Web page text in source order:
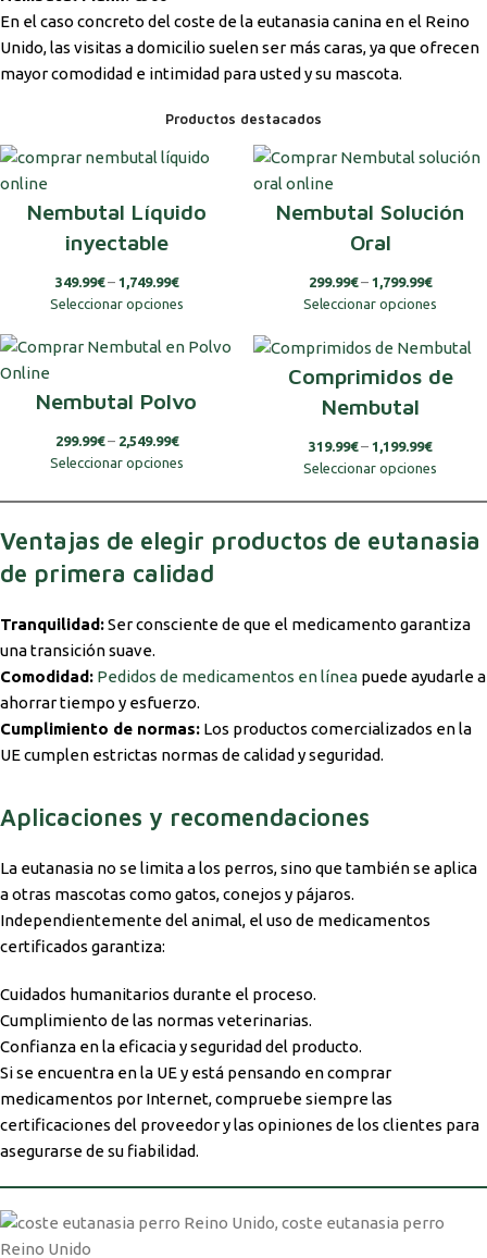
En el caso concreto del coste de la eutanasia canina en el Reino
Unido, las visitas a domicilio suelen ser más caras, ya que ofrecen
mayor comodidad e intimidad para usted y su mascota.
Productos destacados
Nembutal Líquido
inyectable
349.99€ – 1,749.99€
Seleccionar opciones
Nembutal Solución
Oral
299.99€ – 1,799.99€
Seleccionar opciones
Nembutal Polvo
299.99€ – 2,549.99€
Seleccionar opciones
Comprimidos de
Nembutal
319.99€ – 1,199.99€
Seleccionar opciones
Ventajas de elegir productos de eutanasia
de primera calidad
Tranquilidad:Ser consciente de que el medicamento garantiza
una transición suave.
Comodidad: Pedidos de medicamentos en línea puede ayudarle a
ahorrar tiempo y esfuerzo.
Cumplimiento de normas: Los productos comercializados en la
UE cumplen estrictas normas de calidad y seguridad.
Aplicaciones y recomendaciones
La eutanasia no se limita a los perros, sino que también se aplica
a otras mascotas como gatos, conejos y pájaros.
Independientemente del animal, el uso de medicamentos
certificados garantiza:
Cuidados humanitarios durante el proceso.
Cumplimiento de las normas veterinarias.
Confianza en la eficacia y seguridad del producto.
Si se encuentra en la UE y está pensando en comprar
medicamentos por Internet, compruebe siempre las
certificaciones del proveedor y las opiniones de los clientes para
asegurarse de su fiabilidad.